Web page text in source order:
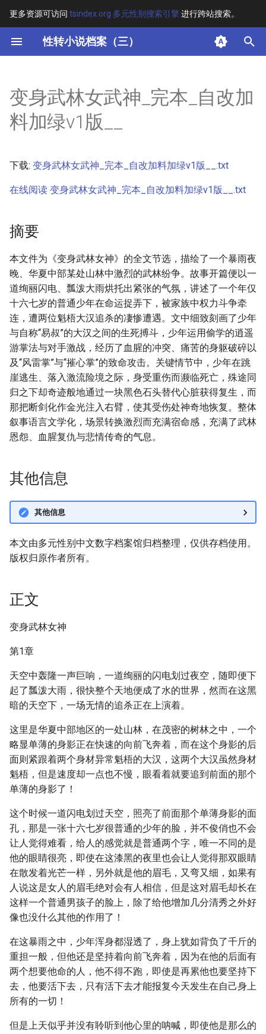
更多资源可访问 tsindex.org 多元性别搜索引擎进行跨站搜索。
性转小说档案（三）
键
开
始
索
其他信息
变身武林女武神_完本_自改加
料加绿v1版__
下载: 变身武林女武神_完本_自改加料加绿v1版__.txt
在线阅读 变身武林女武神_完本_自改加料加绿v1版__.txt
摘要
本文件为《变身武林女神》的全文节选，描绘了一个暴雨夜
晚、华夏中部某处山林中激烈的武林纷争。故事开篇便以一
道绚丽闪电、瓢泼大雨烘托出紧张的气氛，讲述了一个年仅
十六七岁的普通少年在命运捉弄下，被家族中权力斗争牵
连，遭两位魁梧大汉追杀的凄惨遭遇。文中细致刻画了少年
与自称“易叔”的大汉之间的生死搏斗，少年运用偷学的逍遥
游掌法与对手激战，经历了血腥的冲突、痛苦的身躯破碎以
及“风雷掌”与“摧心掌”的致命攻击。关键情节中，少年在跳
崖逃生、落入激流险境之际，身受重伤而濒临死亡，殊途同
归之下却奇迹般地通过一块黑色石头替代心脏获得复生，而
那把断剑化作金光注入右臂，使其受伤处神奇地恢复。整体
叙事语言文学化，场景转换激烈而充满宿命感，充满了武林
恩怨、血腥复仇与悲情传奇的气息。
其他信息
其他信息
本文由多元性别中文数字档案馆归档整理，仅供存档使用。
版权归原作者所有。
正文
变身武林女神
第1章
天空中轰隆一声巨响，一道绚丽的闪电划过夜空，随即便下
起了瓢泼大雨，很快整个天地便成了水的世界，然而在这黑
暗的天空下，一场无情的追杀正在上演着。
这里是华夏中部地区的一处山林，在茂密的树林之中，一个
略显单薄的身影正在快速的向前飞奔着，而在这个身影的后
面则紧跟着两个身材异常魁梧的大汉，这两个大汉虽然身材
魁梧，但是速度却一点也不慢，眼看着就要追到前面的那个
单薄的身影了！
这个时候一道闪电划过天空，照亮了前面那个单薄身影的面
孔，那是一张十六七岁很普通的少年的脸，并不俊俏也不会
让人觉得难看，给人的感觉就是普通两个字，唯一不同的是
他的眼睛很亮，即使在这漆黑的夜里也会让人觉得那双眼睛
在散发着光芒一样，另外就是他的眉毛，又弯又细，如果有
人说这是女人的眉毛绝对会有人相信，但是这对眉毛却长在
这样一个普通男孩子的脸上，除了给他增加几分清秀之外好
像也没什么其他的作用了！
在这暴雨之中，少年浑身都湿透了，身上犹如背负了千斤的
重担一般，但他还是坚持着向前飞奔着，因为在他的后面有
两个想要他命的人，他不得不跑，即使是再累他也要坚持下
去，他要活下去，只有活下去才能报复今天发生在自己身上
所有的一切！
但是上天似乎并没有聆听到他心里的呐喊，即使他是那么的